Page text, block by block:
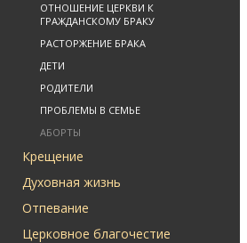
ОТНОШЕНИЕ ЦЕРКВИ К
ГРАЖДАНСКОМУ БРАКУ
РАСТОРЖЕНИЕ БРАКА
ДЕТИ
РОДИТЕЛИ
ПРОБЛЕМЫ В СЕМЬЕ
АБОРТЫ
Крещение
Духовная жизнь
Отпевание
Церковное благочестие